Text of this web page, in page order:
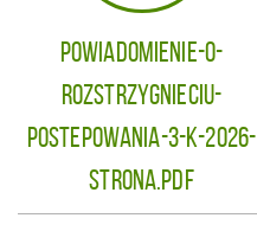
Powiadomienie-o-
rozstrzygnieciu-
postepowania-3-K-2026-
strona.pdf